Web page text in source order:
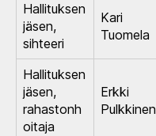
Hallituksen
jäsen,
sihteeri
Kari
Tuomela
Hallituksen
jäsen,
rahastonh
oitaja
Erkki
Pulkkinen